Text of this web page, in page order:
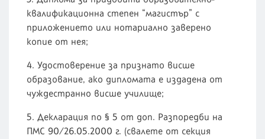
квалификационна степен “магистър” с
приложението или нотариално заверено
копие от нея;
4. Удостоверение за признато висше
образование, ако дипломата е издадена от
чуждестранно висше училище;
5. Декларация по § 5 от доп. Разпоредби на
ПМС 90/26.05.2000 г. (свалете от секция